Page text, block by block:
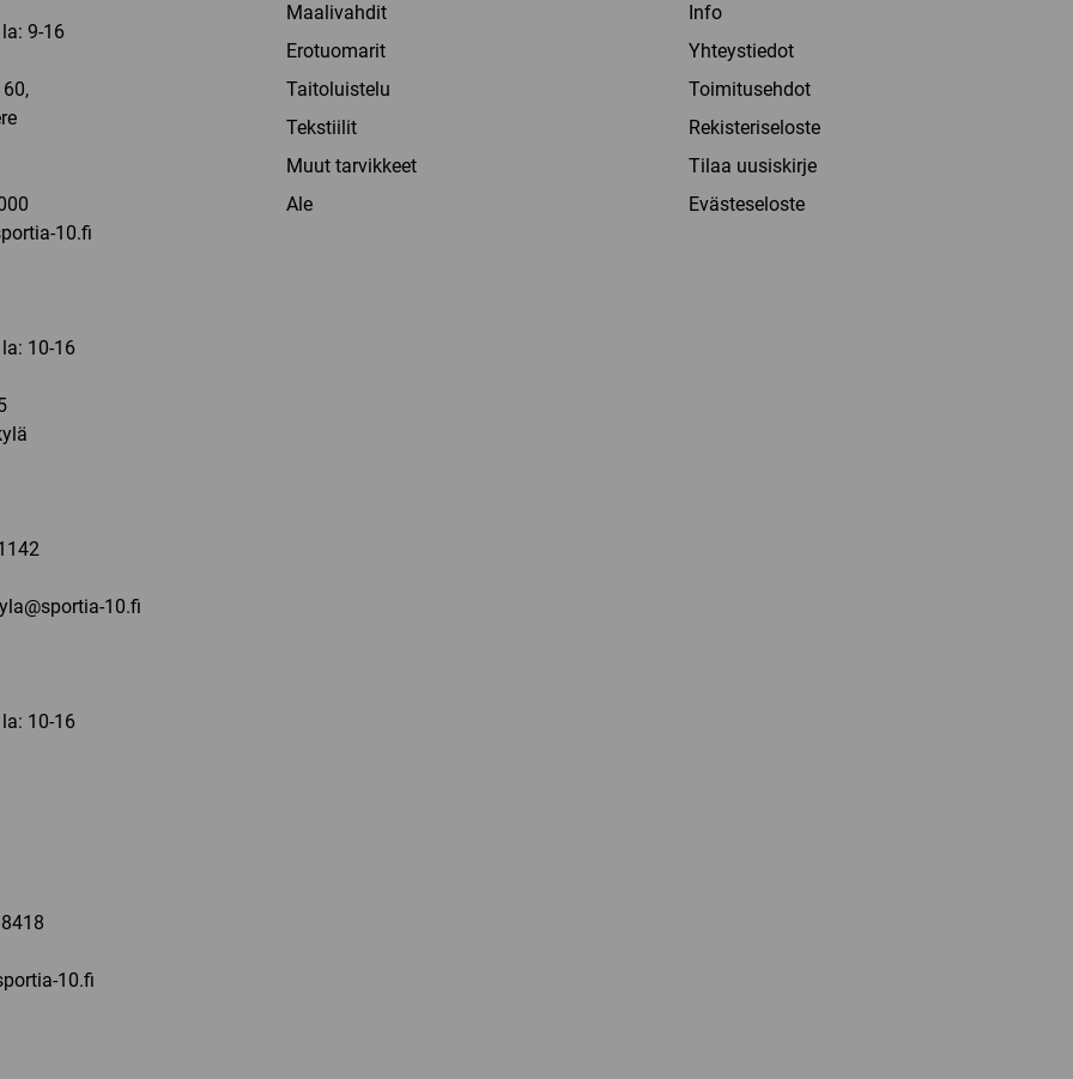
9-16
10.fi
10-16
10.fi
10-16
10.fi
Maalivahdit
Erotuomarit
Taitoluistelu
Tekstiilit
Muut tarvikkeet
Ale
Info
Yhteystiedot
Toimitusehdot
Rekisteriseloste
Tilaa uusiskirje
Evästeseloste